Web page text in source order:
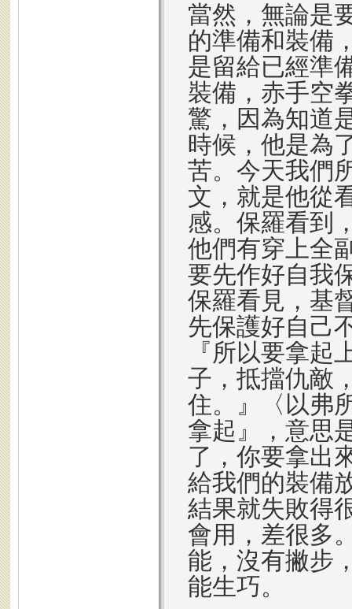
當然，無論是
的準備和裝備
是留給已經準
裝備，赤手空
驚，因為知道
時候，他是為
苦。今天我們
文，就是他從
感。保羅看到
他們有穿上全
要先作好自我
保羅看見，基
先保護好自己
『所以要拿起
子，抵擋仇敵
住。』〈以弗
拿起』，意思
了，你要拿出
給我們的裝備
結果就失敗得
會用，差很多
能，沒有撇步
能生巧。